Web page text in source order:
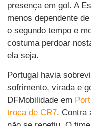
presença em gol. A
menos dependente
o segundo tempo e
costuma perdoar
ela seja.
Portugal havia
sofrimento, virada e
DFMobilidade em
troca de CR7. Contra